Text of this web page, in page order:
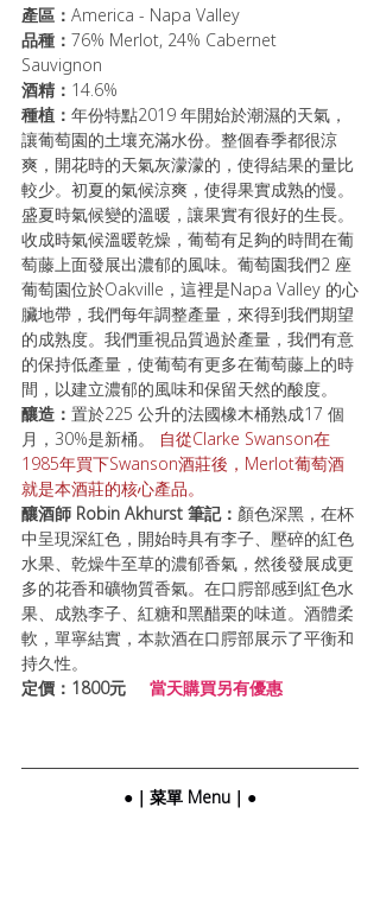
產區： America - Napa Valley
品種： 76% Merlot, 24% Cabernet
Sauvignon
酒精： 14.6%
種植： 年份特點2019 年開始於潮濕的天氣，
讓葡萄園的土壤充滿水份。整個春季都很涼
爽，開花時的天氣灰濛濛的，使得結果的量比
較少。初夏的氣候涼爽，使得果實成熟的慢。
盛夏時氣候變的溫暖，讓果實有很好的生⾧。
收成時氣候溫暖乾燥，葡萄有足夠的時間在葡
萄藤上面發展出濃郁的風味。葡萄園我們2 座
葡萄園位於Oakville，這裡是Napa Valley 的心
臟地帶，我們每年調整產量，來得到我們期望
的成熟度。我們重視品質過於產量，我們有意
的保持低產量，使葡萄有更多在葡萄藤上的時
間，以建立濃郁的風味和保留天然的酸度。
釀造： 置於225 公升的法國橡木桶熟成17 個
月，30%是新桶。
自從Clarke Swanson在
1985年買下Swanson酒莊後，Merlot葡萄酒
就是本酒莊的核心產品。
釀酒師 Robin Akhurst 筆記： 顏色深黑，在杯
中呈現深紅色，開始時具有李子、壓碎的紅色
水果、乾燥牛至草的濃郁香氣，然後發展成更
多的花香和礦物質香氣。在口腭部感到紅色水
果、成熟李子、紅糖和黑醋栗的味道。酒體柔
軟，單寧結實，本款酒在口腭部展示了平衡和
持久性。
定價：1800元
  當天購買另有優惠
●｜菜單 Menu｜●